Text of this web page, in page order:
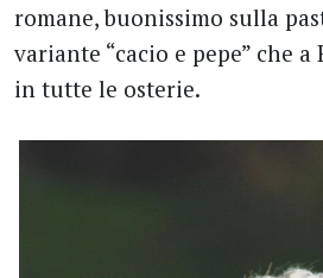
romane, buonissimo sulla
variante “cacio e pepe” che
in tutte le osterie.